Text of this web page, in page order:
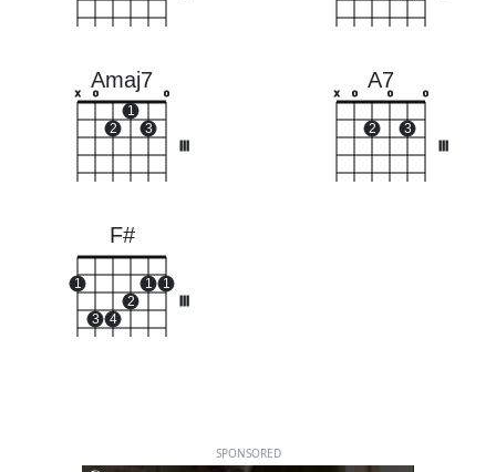
Amaj7
x o
2
1
3
o
A7
x o
2
o
3
o
F#
1
3 4
2
1 1
SPONSORED